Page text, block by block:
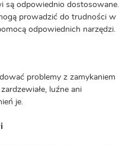
są odpowiednio dostosowane.
prowadzić do trudności w
odpowiednich narzędzi.
problemy z zamykaniem
luźne ani
je.